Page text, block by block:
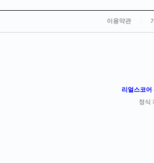
이용약관
리얼스코어
정식